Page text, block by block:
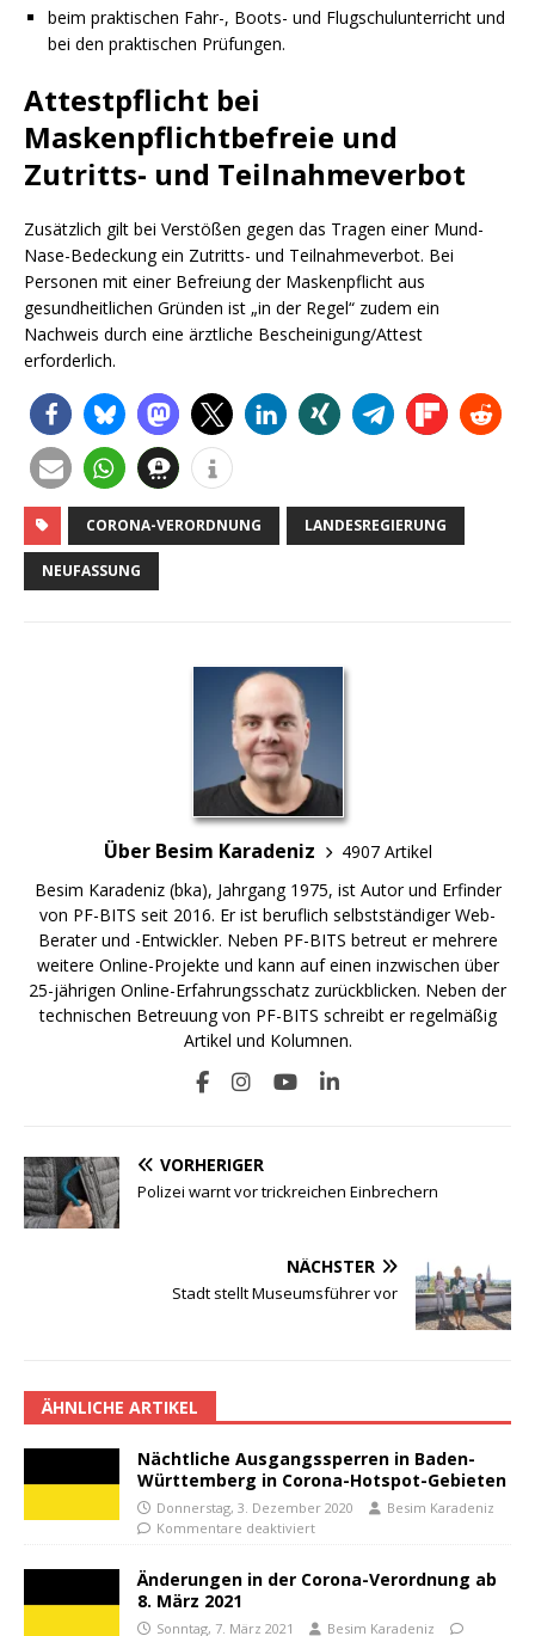
beim praktischen Fahr-, Boots- und Flugschulunterricht und
bei den praktischen Prüfungen.
Attestpflicht bei
Maskenpflichtbefreie und
Zutritts- und Teilnahmeverbot
Zusätzlich gilt bei Verstößen gegen das Tragen einer Mund-
Nase-Bedeckung ein Zutritts- und Teilnahmeverbot. Bei
Personen mit einer Befreiung der Maskenpflicht aus
gesundheitlichen Gründen ist „in der Regel“ zudem ein
Nachweis durch eine ärztliche Bescheinigung/Attest
erforderlich.
CORONA-VERORDNUNG LANDESREGIERUNG
NEUFASSUNG
Über Besim Karadeniz
4907 Artikel
Besim Karadeniz (bka), Jahrgang 1975, ist Autor und Erfinder
von PF-BITS seit 2016. Er ist beruflich selbstständiger Web-
Berater und -Entwickler. Neben PF-BITS betreut er mehrere
weitere Online-Projekte und kann auf einen inzwischen über
25-jährigen Online-Erfahrungsschatz zurückblicken. Neben der
technischen Betreuung von PF-BITS schreibt er regelmäßig
Artikel und Kolumnen.
VORHERIGER
Polizei warnt vor trickreichen Einbrechern
NÄCHSTER
Stadt stellt Museumsführer vor
ÄHNLICHE ARTIKEL
Nächtliche Ausgangssperren in Baden-
Württemberg in Corona-Hotspot-Gebieten
Donnerstag, 3. Dezember 2020
Besim Karadeniz
Kommentare deaktiviert
Änderungen in der Corona-Verordnung ab
8. März 2021
Sonntag, 7. März 2021 Besim Karadeniz